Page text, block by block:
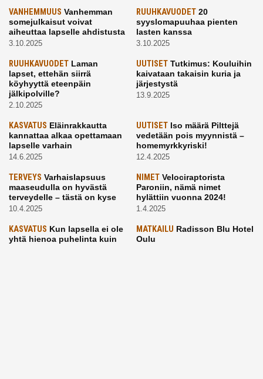
VANHEMMUUS Vanhemman
somejulkaisut voivat
aiheuttaa lapselle ahdistusta
3.10.2025
RUUHKAVUODET20
syyslomapuuhaa pienten
lasten kanssa
3.10.2025
RUUHKAVUODET Laman
lapset, ettehän siirrä
köyhyyttä eteenpäin
jälkipolville?
2.10.2025
UUTISETTutkimus: Kouluihin
kaivataan takaisin kuria ja
järjestystä
13.9.2025
KASVATUS Eläinrakkautta
kannattaa alkaa opettamaan
lapselle varhain
14.6.2025
UUTISETIso määrä Pilttejä
vedetään pois myynnistä –
homemyrkkyriski!
12.4.2025
TERVEYS Varhaislapsuus
maaseudulla on hyvästä
terveydelle – tästä on kyse
10.4.2025
NIMETVelociraptorista
Paroniin, nämä nimet
hylättiin vuonna 2024!
1.4.2025
KASVATUS Kun lapsella ei ole
yhtä hienoa puhelinta kuin
MATKAILU Radisson Blu Hotel
Oulu